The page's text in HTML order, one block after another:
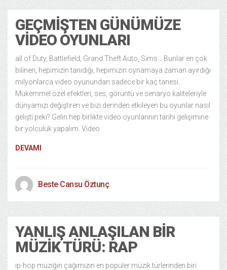
GEÇMIŞTEN GÜNÜMÜZE
VIDEO OYUNLARI
all of Duty, Battlefield, Grand Theft Auto, Sims… Bunlar en çok
bilinen, hepimizin tanıdığı, hepimizin oynamaya zaman ayırdığı
milyonlarca video oyunundan sadece bir kaç tanesi.
Mükemmel özel efektleri, ses, görüntü ve senaryo kaliteleriyle
dünyamızı değiştiren ve bizi derinden etkileyen bu oyunlar nasıl
gelişti peki? Gelin hep birlikte video oyunlarının tarihi gelişimine
bir yolculuk yapalım. Video
DEVAMI
Beste Cansu Öztunç
YANLIŞ ANLAŞILAN BIR
MÜZIK TÜRÜ: RAP
ip-hop müziğin çağımızın en popüler müzik türlerinden biri